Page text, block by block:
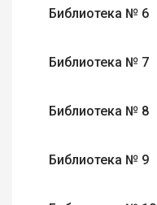
Библиотека № 6
Библиотека № 7
Библиотека № 8
Библиотека № 9